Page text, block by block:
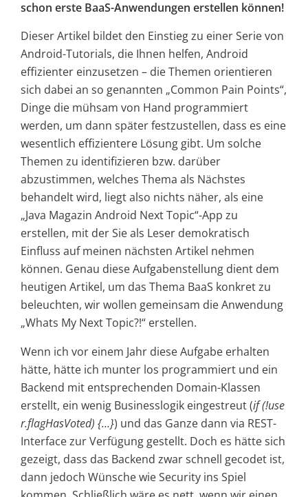
schon erste BaaS-Anwendungen erstellen können!
Dieser Artikel bildet den Einstieg zu einer Serie von
Android-Tutorials, die Ihnen helfen, Android
effizienter einzusetzen – die Themen orientieren
sich dabei an so genannten „Common Pain Points“,
Dinge die mühsam von Hand programmiert
werden, um dann später festzustellen, dass es eine
wesentlich effizientere Lösung gibt. Um solche
Themen zu identifizieren bzw. darüber
abzustimmen, welches Thema als Nächstes
behandelt wird, liegt also nichts näher, als eine
„Java Magazin Android Next Topic“-App zu
erstellen, mit der Sie als Leser demokratisch
Einfluss auf meinen nächsten Artikel nehmen
können. Genau diese Aufgabenstellung dient dem
heutigen Artikel, um das Thema BaaS konkret zu
beleuchten, wir wollen gemeinsam die Anwendung
„Whats My Next Topic?!“ erstellen.
Wenn ich vor einem Jahr diese Aufgabe erhalten
hätte, hätte ich munter los programmiert und ein
Backend mit entsprechenden Domain-Klassen
erstellt, ein wenig Businesslogik eingestreut (if (!use
r.flagHasVoted) {…}) und das Ganze dann via REST-
Interface zur Verfügung gestellt. Doch es hätte sich
gezeigt, dass das Backend zwar schnell gecodet ist,
dann jedoch Wünsche wie Security ins Spiel